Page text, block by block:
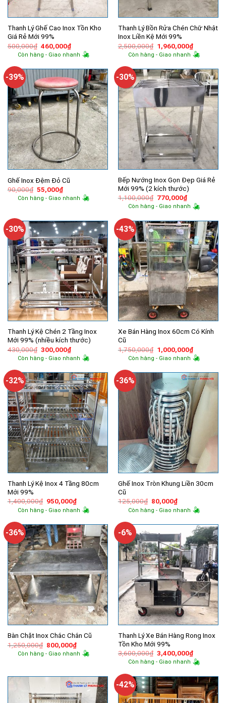
Thanh Lý Ghế Cao Inox Tồn Kho
Giá Rẻ Mới 99%
500,000₫ Giá
gốc
là:
460,000₫Giá
hiện
tại
460,000₫.
Còn hàng - Giao nhanh
Thanh Lý Bồn Rửa Chén Chữ Nhật
Inox Liền Kệ Mới 99%
2,500,000₫ Giá
gốc
là:
1,960,000₫Giá
hiện
tại
Còn hàng - Giao nhanh
-39%
Ghế Inox Đệm Đỏ Cũ
90,000₫ Giá
gốc
là:
55,000₫Giá
hiện
tại
Còn hàng - Giao nhanh
-30%
Bếp Nướng Inox Gọn Đẹp Giá Rẻ
Mới 99% (2 kích thước)
1,100,000₫ Giá
gốc
là:
770,000₫Giá
hiện
tại
770,000₫.
Còn hàng - Giao nhanh
-30%
Thanh Lý Kệ Chén 2 Tầng Inox
Mới 99% (nhiều kích thước)
430,000₫ Giá
gốc
là:
300,000₫Giá
hiện
tại
300,000₫.
Còn hàng - Giao nhanh
-43%
Xe Bán Hàng Inox 60cm Có Kính
Cũ
1,750,000₫ Giá
gốc
là:
1,000,000₫Giá
hiện
tại
Còn hàng - Giao nhanh
-32%
Thanh Lý Kệ Inox 4 Tầng 80cm
Mới 99%
1,400,000₫ Giá
gốc
là:
950,000₫Giá
hiện
tại
950,000₫.
Còn hàng - Giao nhanh
-36%
Ghế Inox Tròn Khung Liền 30cm
Cũ
125,000₫ Giá
gốc
là:
80,000₫Giá
hiện
tại
80,000₫.
Còn hàng - Giao nhanh
-36%
Bàn Chặt Inox Chắc Chắn Cũ
1,250,000₫ Giá
gốc
là:
800,000₫Giá
hiện
tại
Còn hàng - Giao nhanh
-6%
Thanh Lý Xe Bán Hàng Rong Inox
Tồn Kho Mới 99%
3,600,000₫ Giá
gốc
là:
3,400,000₫Giá
hiện
tại
Còn hàng - Giao nhanh
-42%